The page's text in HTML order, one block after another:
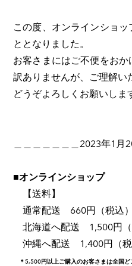
この度、オンラインショ
ととなりました。
お客さまにはご不便をお
訳ありませんが、ご理解い
どうぞよろしくお願いしま
＿＿＿＿＿＿＿2023年1月
■オンラインショップ
【送料】
通常配送 660円（税込）
北海道へ配送 1,500円（
沖縄へ配送 1,400円（税
＊5,500円以上ご購入のお客さまは全国ど
精
名入